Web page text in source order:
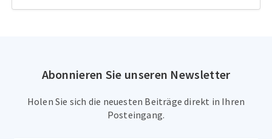
Abonnieren Sie unseren Newsletter
Holen Sie sich die neuesten Beiträge direkt in Ihren
Posteingang.